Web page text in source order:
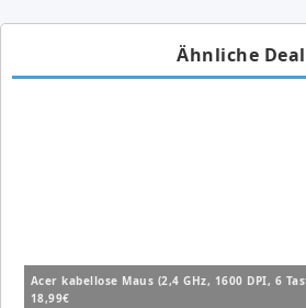
Ähnliche
Acer kabellose Maus (2,4 GHz, 1600 DPI, 6
18,99€